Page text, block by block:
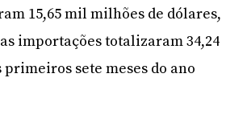
15,65 mil milhões de dólares,
importações totalizaram 34,24
sete meses do ano